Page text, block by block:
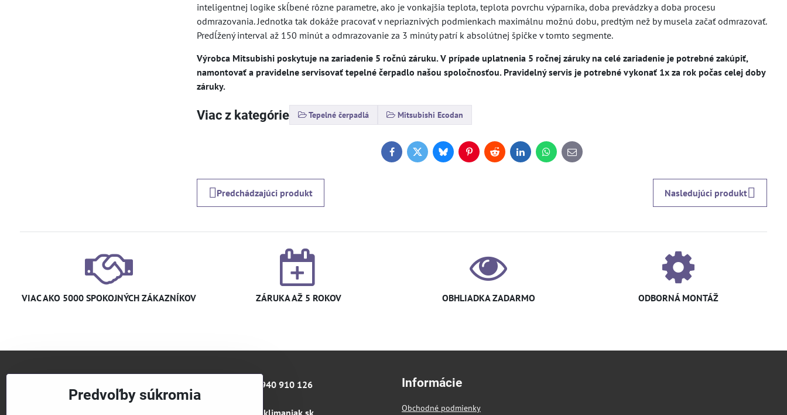
inteligentnej logike skĺbené rôzne parametre, ako je vonkajšia teplota, teplota povrchu výparníka, doba prevádzky a doba procesu
odmrazovania. Jednotka tak dokáže pracovať v nepriaznivých podmienkach maximálnu možnú dobu, predtým než by musela začať odmrazovať.
Predĺžený interval až 150 minút a odmrazovanie za 3 minúty patrí k absolútnej špičke v tomto segmente.
Výrobca Mitsubishi poskytuje na zariadenie 5 ročnú záruku. V prípade uplatnenia 5 ročnej záruky na celé zariadenie je potrebné zakúpiť,
namontovať a pravidelne servisovať tepelné čerpadlo našou spoločnosťou. Pravidelný servis je potrebné vykonať 1x za rok počas celej doby
záruky.
Viac z kategórie Tepelné čerpadlá Mitsubishi Ecodan
FacebookTwitterBlueskyPinterestRedditLinkedInWhatsApp
E-
mail
Predchádzajúci produkt Nasledujúci produkt
VIAC AKO 5000 SPOKOJNÝCH ZÁKAZNÍKOV ZÁRUKA AŽ 5 ROKOV OBHLIADKA ZADARMO ODBORNÁ MONTÁŽ
+421 940 910 126 Informácie
Obchodné podmienky
Predvoľby súkromia